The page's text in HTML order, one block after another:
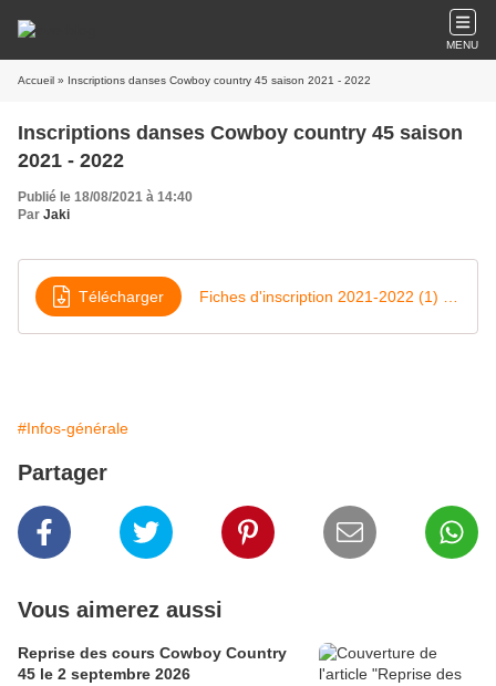
MENU
Accueil » Inscriptions danses Cowboy country 45 saison 2021 - 2022
Inscriptions danses Cowboy country 45 saison
2021 - 2022
Publié le 18/08/2021 à 14:40
Par Jaki
Télécharger
#Infos-générale
Partager
Vous aimerez aussi
Reprise des cours Cowboy Country
45 le 2 septembre 2026